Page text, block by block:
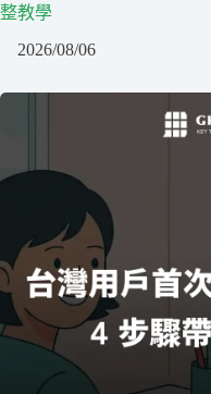
整教學
2026/08/06